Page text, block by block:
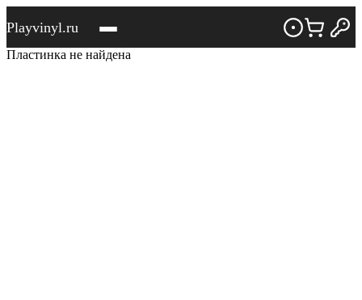
Playvinyl.ru
Пластинка не найдена